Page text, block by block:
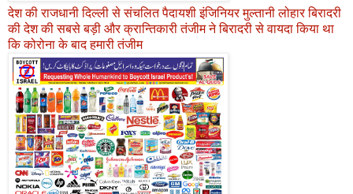
देश की राजधानी दिल्ली से संचलित पैदायशी इंजिनियर मुल्तानी लोहार बिरादरी
की देश की सबसे बड़ी और क्रान्तिकारी तंजीम ने बिरादरी से वायदा किया था
कि कोरोना के बाद हमारी तंजीम